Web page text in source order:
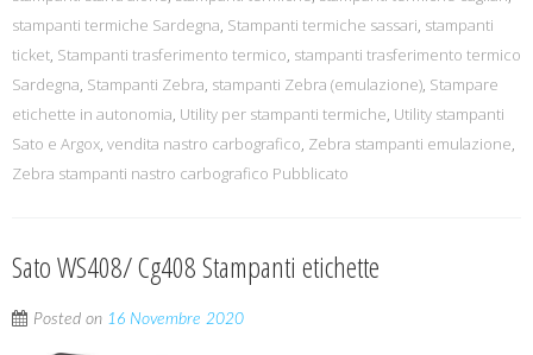
stampanti termiche Sardegna, Stampanti termiche sassari, stampanti
ticket, Stampanti trasferimento termico, stampanti trasferimento termico
Sardegna, Stampanti Zebra, stampanti Zebra (emulazione), Stampare
etichette in autonomia, Utility per stampanti termiche, Utility stampanti
Sato e Argox, vendita nastro carbografico, Zebra stampanti emulazione,
Zebra stampanti nastro carbografico Pubblicato
Sato WS408/ Cg408 Stampanti etichette
Posted on 16 Novembre 2020